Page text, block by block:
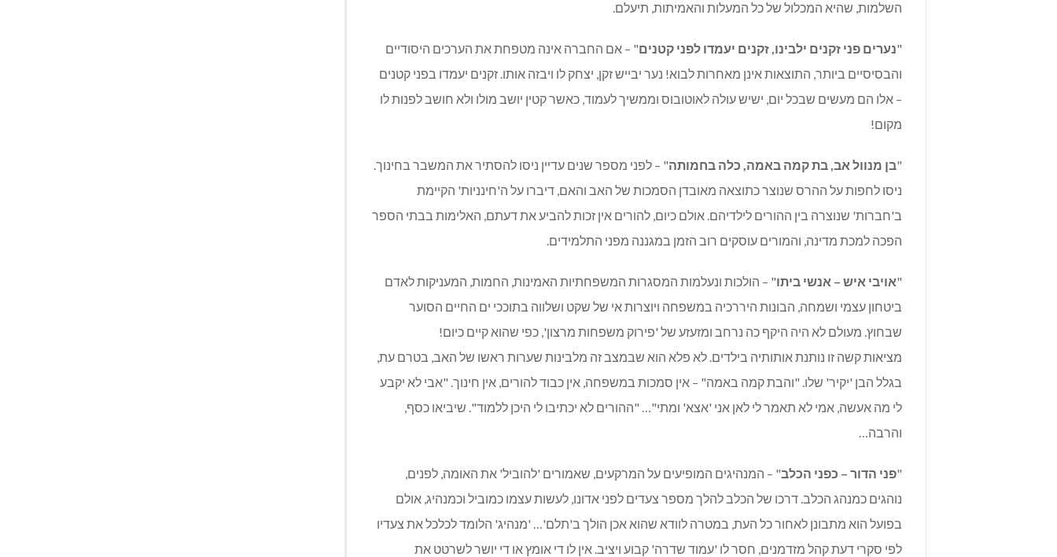
השלמות, שהיא המכלול של כל המעלות והאמיתות, תיעלם.
"נערים פני זקנים ילבינו, זקנים יעמדו לפני קטנים" – אם החברה אינה מטפחת את הערכים היסודיים
והבסיסיים ביותר, התוצאות אינן מאחרות לבוא! נער יבייש זקן, יצחק לו ויבזה אותו. זקנים יעמדו בפני קטנים
– אלו הם מעשים שבכל יום, ישיש עולה לאוטובוס וממשיך לעמוד, כאשר קטין יושב מולו ולא חושב לפנות לו
מקום!
"בן מנוול אב, בת קמה באמה, כלה בחמותה" – לפני מספר שנים עדיין ניסו להסתיר את המשבר בחינוך.
ניסו לחפות על ההרס שנוצר כתוצאה מאובדן הסמכות של האב והאם, דיברו על ה'חינניות' הקיימת
ב'חברות' שנוצרה בין ההורים לילדיהם. אולם כיום, להורים אין זכות להביע את דעתם, האלימות בבתי הספר
הפכה למכת מדינה, והמורים עוסקים רוב הזמן במגננה מפני התלמידים.
"אויבי איש – אנשי ביתו" – הולכות ונעלמות המסגרות המשפחתיות האמינות, החמות, המעניקות לאדם
ביטחון עצמי ושמחה, הבונות היררכיה במשפחה ויוצרות אי של שקט ושלווה בתוככי ים החיים הסוער
שבחוץ. מעולם לא היה היקף כה נרחב ומזעזע של 'פירוק משפחות מרצון', כפי שהוא קיים כיום!
מציאות קשה זו נותנת אותותיה בילדים. לא פלא הוא שבמצב זה מלבינות שערות ראשו של האב, בטרם עת,
בגלל הבן 'יקיר' שלו. "והבת קמה באמה" – אין סמכות במשפחה, אין כבוד להורים, אין חינוך. "אבי לא יקבע
לי מה אעשה, אמי לא תאמר לי לאן אני 'אצא' ומתי"… "ההורים לא יכתיבו לי היכן ללמוד". שיביאו כסף,
והרבה…
"פני הדור – כפני הכלב" – המנהיגים המופיעים על המרקעים, שאמורים 'להוביל' את האומה, לפנים,
נוהגים כמנהג הכלב. דרכו של הכלב להלך מספר צעדים לפני אדונו, לעשות עצמו כמוביל וכמנהיג, אולם
בפועל הוא מתבונן לאחור כל העת, במטרה לוודא שהוא אכן הולך ב'תלם'… 'מנהיג' הלומד לכלכל את צעדיו
לפי סקרי דעת קהל מזדמנים, חסר לו 'עמוד שדרה' קבוע ויציב. אין לו די אומץ או די יושר לשרטט את